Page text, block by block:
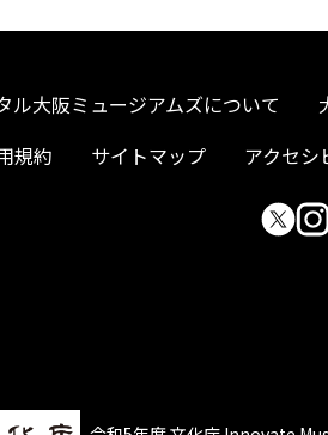
ル大阪ミュージアムズについて
規約 サイトマップ アクセシ